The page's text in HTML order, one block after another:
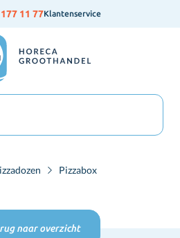
11 77Klantenservice
Pizzabox
naar overzicht